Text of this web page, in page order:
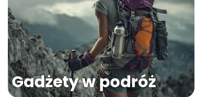
Gadżety w podróż